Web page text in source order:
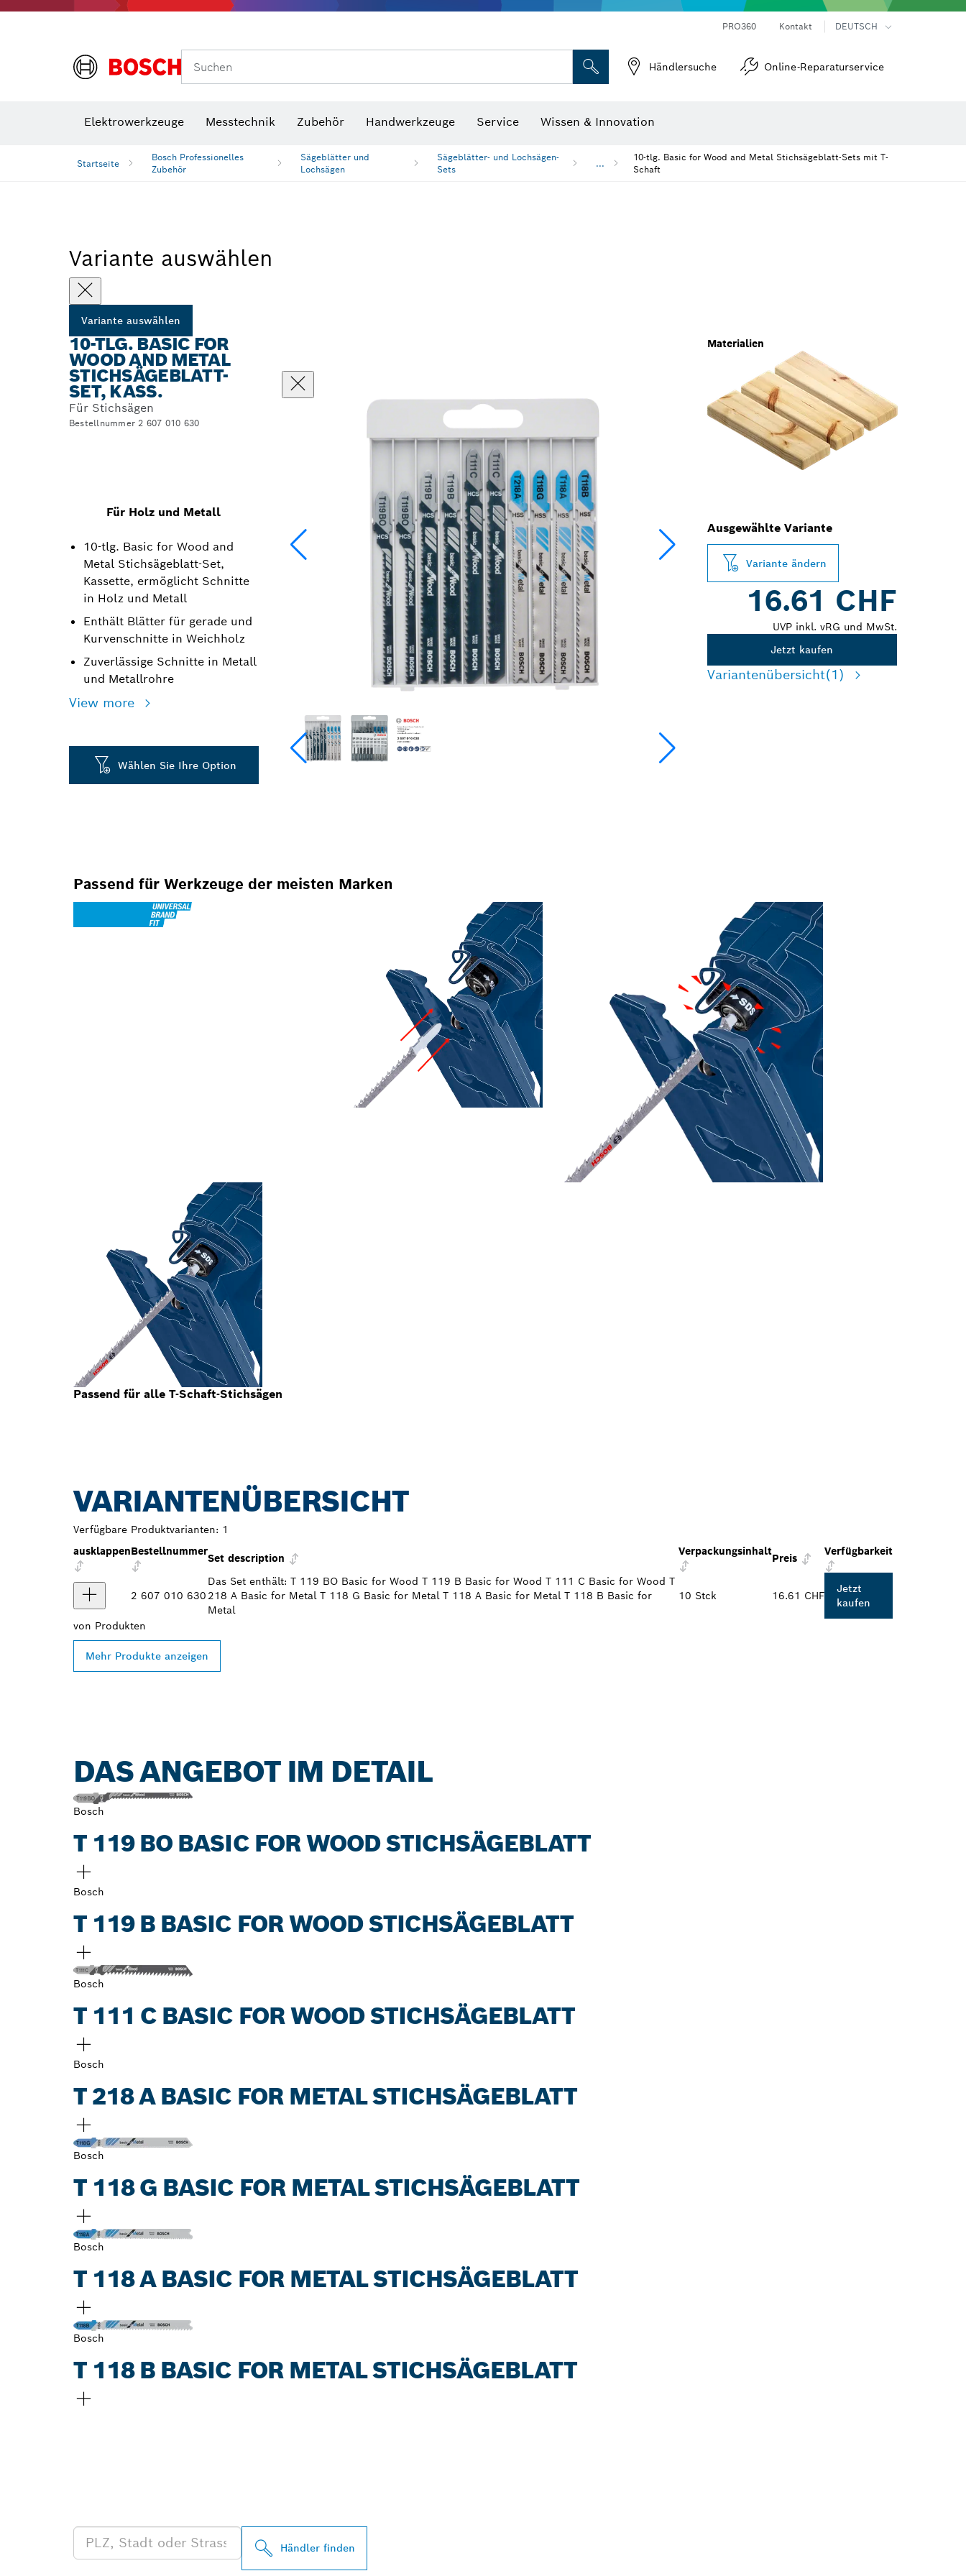
PRO360 Kontakt DEUTSCH
Suchen Händlersuche Online-Reparaturservice
Elektrowerkzeuge Messtechnik Zubehör Handwerkzeuge Service Wissen & Innovation
Startseite
Bosch Professionelles
Zubehör
Sägeblätter und
Lochsägen
Sägeblätter- und Lochsägen-
Sets
...
10-tlg. Basic for Wood and Metal Stichsägeblatt-Sets mit T-
Schaft
Variante auswählen
Variante auswählen
10-TLG. BASIC FOR
WOOD AND METAL
STICHSÄGEBLATT-
SET, KASS.
Für Stichsägen
Bestellnummer 2 607 010 630
Für Holz und Metall
10-tlg. Basic for Wood and
Metal Stichsägeblatt-Set,
Kassette, ermöglicht Schnitte
in Holz und Metall
Enthält Blätter für gerade und
Kurvenschnitte in Weichholz
Zuverlässige Schnitte in Metall
und Metallrohre
View more
Materialien
Wählen Sie Ihre Option
Ausgewählte Variante
Variante ändern
16.61 CHF
UVP inkl. vRG und MwSt.
Jetzt kaufen
Variantenübersicht(1)
Passend für Werkzeuge der meisten Marken
Passend für alle T-Schaft-Stichsägen
VARIANTENÜBERSICHT
Verfügbare Produktvarianten: 1
ausklappenBestellnummer
Set description
Verpackungsinhalt
Preis
Verfügbarkeit
2 607 010 630
Das Set enthält: T 119 BO Basic for Wood T 119 B Basic for Wood T 111 C Basic for Wood T
218 A Basic for Metal T 118 G Basic for Metal T 118 A Basic for Metal T 118 B Basic for
Metal
10 Stck 16.61 CHF
Jetzt
kaufen
von Produkten
Mehr Produkte anzeigen
DAS ANGEBOT IM DETAIL
Bosch
T 119 BO BASIC FOR WOOD STICHSÄGEBLATT
Bosch
T 119 B BASIC FOR WOOD STICHSÄGEBLATT
Bosch
T 111 C BASIC FOR WOOD STICHSÄGEBLATT
Bosch
T 218 A BASIC FOR METAL STICHSÄGEBLATT
Bosch
T 118 G BASIC FOR METAL STICHSÄGEBLATT
Bosch
T 118 A BASIC FOR METAL STICHSÄGEBLATT
Bosch
T 118 B BASIC FOR METAL STICHSÄGEBLATT
Händler finden